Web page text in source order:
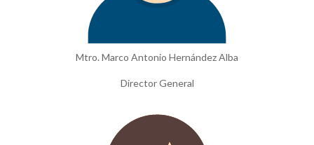
Mtro. Marco Antonio Hernández Alba
Director General